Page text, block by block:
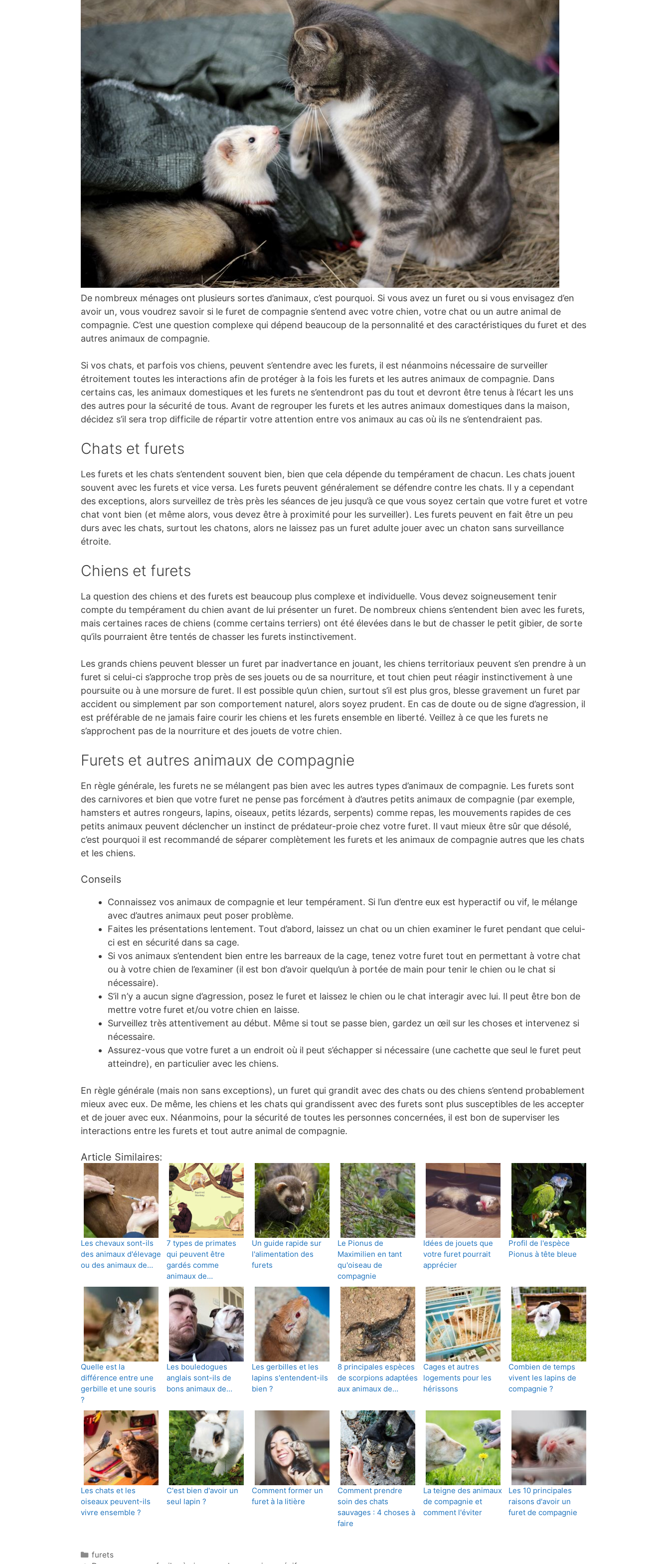
De nombreux ménages ont plusieurs sortes d’animaux, c’est pourquoi. Si vous avez un furet ou si vous envisagez d’en
avoir un, vous voudrez savoir si le furet de compagnie s’entend avec votre chien, votre chat ou un autre animal de
compagnie. C’est une question complexe qui dépend beaucoup de la personnalité et des caractéristiques du furet et des
autres animaux de compagnie.
Si vos chats, et parfois vos chiens, peuvent s’entendre avec les furets, il est néanmoins nécessaire de surveiller
étroitement toutes les interactions afin de protéger à la fois les furets et les autres animaux de compagnie. Dans
certains cas, les animaux domestiques et les furets ne s’entendront pas du tout et devront être tenus à l’écart les uns
des autres pour la sécurité de tous. Avant de regrouper les furets et les autres animaux domestiques dans la maison,
décidez s’il sera trop difficile de répartir votre attention entre vos animaux au cas où ils ne s’entendraient pas.
Chats et furets
Les furets et les chats s’entendent souvent bien, bien que cela dépende du tempérament de chacun. Les chats jouent
souvent avec les furets et vice versa. Les furets peuvent généralement se défendre contre les chats. Il y a cependant
des exceptions, alors surveillez de très près les séances de jeu jusqu’à ce que vous soyez certain que votre furet et votre
chat vont bien (et même alors, vous devez être à proximité pour les surveiller). Les furets peuvent en fait être un peu
durs avec les chats, surtout les chatons, alors ne laissez pas un furet adulte jouer avec un chaton sans surveillance
étroite.
Chiens et furets
La question des chiens et des furets est beaucoup plus complexe et individuelle. Vous devez soigneusement tenir
compte du tempérament du chien avant de lui présenter un furet. De nombreux chiens s’entendent bien avec les furets,
mais certaines races de chiens (comme certains terriers) ont été élevées dans le but de chasser le petit gibier, de sorte
qu’ils pourraient être tentés de chasser les furets instinctivement.
Les grands chiens peuvent blesser un furet par inadvertance en jouant, les chiens territoriaux peuvent s’en prendre à un
furet si celui-ci s’approche trop près de ses jouets ou de sa nourriture, et tout chien peut réagir instinctivement à une
poursuite ou à une morsure de furet. Il est possible qu’un chien, surtout s’il est plus gros, blesse gravement un furet par
accident ou simplement par son comportement naturel, alors soyez prudent. En cas de doute ou de signe d’agression, il
est préférable de ne jamais faire courir les chiens et les furets ensemble en liberté. Veillez à ce que les furets ne
s’approchent pas de la nourriture et des jouets de votre chien.
Furets et autres animaux de compagnie
En règle générale, les furets ne se mélangent pas bien avec les autres types d’animaux de compagnie. Les furets sont
des carnivores et bien que votre furet ne pense pas forcément à d’autres petits animaux de compagnie (par exemple,
hamsters et autres rongeurs, lapins, oiseaux, petits lézards, serpents) comme repas, les mouvements rapides de ces
petits animaux peuvent déclencher un instinct de prédateur-proie chez votre furet. Il vaut mieux être sûr que désolé,
c’est pourquoi il est recommandé de séparer complètement les furets et les animaux de compagnie autres que les chats
et les chiens.
Conseils
Connaissez vos animaux de compagnie et leur tempérament. Si l’un d’entre eux est hyperactif ou vif, le mélange
avec d’autres animaux peut poser problème.
Faites les présentations lentement. Tout d’abord, laissez un chat ou un chien examiner le furet pendant que celui-
ci est en sécurité dans sa cage.
Si vos animaux s’entendent bien entre les barreaux de la cage, tenez votre furet tout en permettant à votre chat
ou à votre chien de l’examiner (il est bon d’avoir quelqu’un à portée de main pour tenir le chien ou le chat si
nécessaire).
S’il n’y a aucun signe d’agression, posez le furet et laissez le chien ou le chat interagir avec lui. Il peut être bon de
mettre votre furet et/ou votre chien en laisse.
Surveillez très attentivement au début. Même si tout se passe bien, gardez un œil sur les choses et intervenez si
nécessaire.
Assurez-vous que votre furet a un endroit où il peut s’échapper si nécessaire (une cachette que seul le furet peut
atteindre), en particulier avec les chiens.
En règle générale (mais non sans exceptions), un furet qui grandit avec des chats ou des chiens s’entend probablement
mieux avec eux. De même, les chiens et les chats qui grandissent avec des furets sont plus susceptibles de les accepter
et de jouer avec eux. Néanmoins, pour la sécurité de toutes les personnes concernées, il est bon de superviser les
interactions entre les furets et tout autre animal de compagnie.
Article Similaires:
Les chevaux sont-ils
des animaux d'élevage
ou des animaux de…
7 types de primates
qui peuvent être
gardés comme
animaux de…
Un guide rapide sur
l'alimentation des
furets
Le Pionus de
Maximilien en tant
qu'oiseau de
compagnie
Idées de jouets que
votre furet pourrait
apprécier
Profil de l'espèce
Pionus à tête bleue
Quelle est la
différence entre une
gerbille et une souris
?
Les bouledogues
anglais sont-ils de
bons animaux de…
Les gerbilles et les
lapins s'entendent-ils
bien ?
8 principales espèces
de scorpions adaptées
aux animaux de…
Cages et autres
logements pour les
hérissons
Combien de temps
vivent les lapins de
compagnie ?
Les chats et les
oiseaux peuvent-ils
vivre ensemble ?
C'est bien d'avoir un
seul lapin ?
Comment former un
furet à la litière
Comment prendre
soin des chats
sauvages : 4 choses à
faire
La teigne des animaux
de compagnie et
comment l'éviter
Les 10 principales
raisons d'avoir un
furet de compagnie
Catégories
furets